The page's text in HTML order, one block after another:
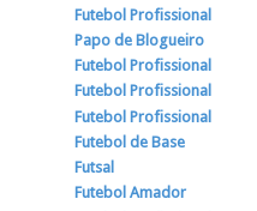
Futebol Profissional
Papo de Blogueiro
Futebol Profissional
Futebol Profissional
Futebol Profissional
Futebol de Base
Futsal
Futebol Amador